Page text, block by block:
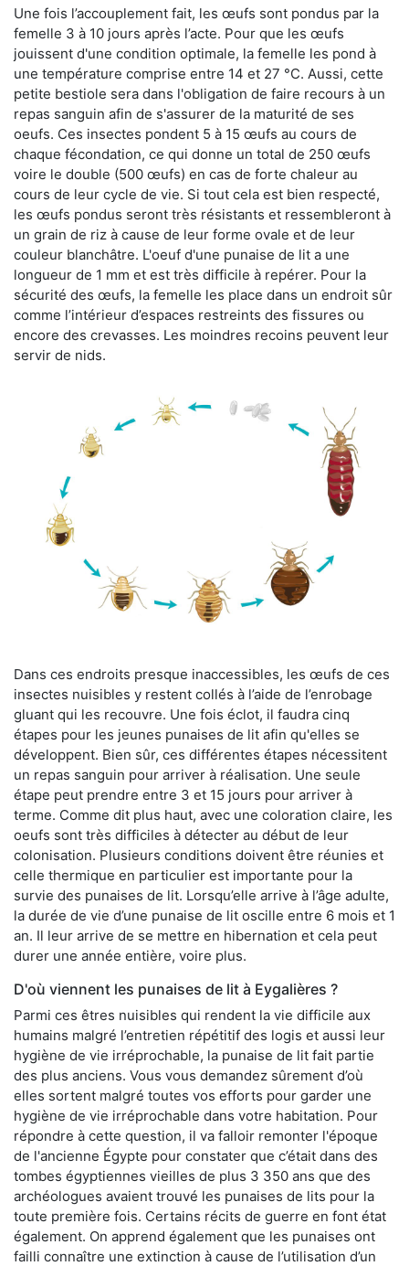
Une fois l’accouplement fait, les œufs sont pondus par la
femelle 3 à 10 jours après l’acte. Pour que les œufs
jouissent d'une condition optimale, la femelle les pond à
une température comprise entre 14 et 27 °C. Aussi, cette
petite bestiole sera dans l'obligation de faire recours à un
repas sanguin afin de s'assurer de la maturité de ses
oeufs. Ces insectes pondent 5 à 15 œufs au cours de
chaque fécondation, ce qui donne un total de 250 œufs
voire le double (500 œufs) en cas de forte chaleur au
cours de leur cycle de vie. Si tout cela est bien respecté,
les œufs pondus seront très résistants et ressembleront à
un grain de riz à cause de leur forme ovale et de leur
couleur blanchâtre. L'oeuf d'une punaise de lit a une
longueur de 1 mm et est très difficile à repérer. Pour la
sécurité des œufs, la femelle les place dans un endroit sûr
comme l’intérieur d’espaces restreints des fissures ou
encore des crevasses. Les moindres recoins peuvent leur
servir de nids.
Dans ces endroits presque inaccessibles, les œufs de ces
insectes nuisibles y restent collés à l’aide de l’enrobage
gluant qui les recouvre. Une fois éclot, il faudra cinq
étapes pour les jeunes punaises de lit afin qu'elles se
développent. Bien sûr, ces différentes étapes nécessitent
un repas sanguin pour arriver à réalisation. Une seule
étape peut prendre entre 3 et 15 jours pour arriver à
terme. Comme dit plus haut, avec une coloration claire, les
oeufs sont très difficiles à détecter au début de leur
colonisation. Plusieurs conditions doivent être réunies et
celle thermique en particulier est importante pour la
survie des punaises de lit. Lorsqu’elle arrive à l’âge adulte,
la durée de vie d’une punaise de lit oscille entre 6 mois et 1
an. Il leur arrive de se mettre en hibernation et cela peut
durer une année entière, voire plus.
D'où viennent les punaises de lit à Eygalières ?
Parmi ces êtres nuisibles qui rendent la vie difficile aux
humains malgré l’entretien répétitif des logis et aussi leur
hygiène de vie irréprochable, la punaise de lit fait partie
des plus anciens. Vous vous demandez sûrement d’où
elles sortent malgré toutes vos efforts pour garder une
hygiène de vie irréprochable dans votre habitation. Pour
répondre à cette question, il va falloir remonter l'époque
de l'ancienne Égypte pour constater que c’était dans des
tombes égyptiennes vieilles de plus 3 350 ans que des
archéologues avaient trouvé les punaises de lits pour la
toute première fois. Certains récits de guerre en font état
également. On apprend également que les punaises ont
failli connaître une extinction à cause de l’utilisation d’un